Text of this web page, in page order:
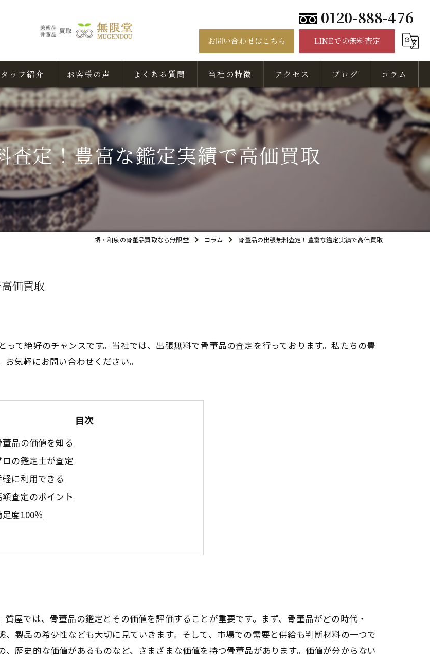
0120-888-476
お問い合わせはこちら LINEでの無料査定
ッフ紹介 お客様の声 よくある質問 当社の特徴
骨董品
美術品
出張
無料相談
アクセス ブログ コラム
査定！豊富な鑑定実績で高価買取
堺・和泉の骨董品買取なら無限堂 コラム 骨董品の出張無料査定！豊富な鑑定実績で高価買取
価買取
て絶好のチャンスです。当社では、出張無料で骨董品の査定を行っております。私たちの豊
気軽にお問い合わせください。
目次
董品の価値を知る
ロの鑑定士が査定
軽に利用できる
額査定のポイント
足度100％
屋では、骨董品の鑑定とその価値を評価することが重要です。まず、骨董品がどの時代・
製品の希少性なども大切に見ていきます。そして、市場での需要と供給も判断材料の一つで
歴史的な価値があるものなど、さまざまな価値を持つ骨董品があります。価値が分からない